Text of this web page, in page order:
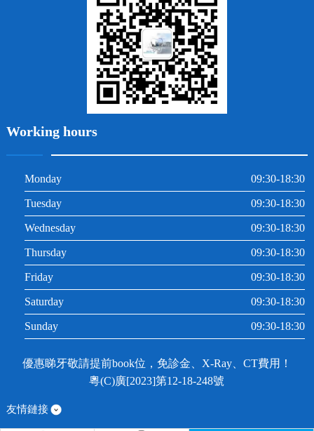
Working hours
Monday 09:30-18:30
Tuesday 09:30-18:30
Wednesday 09:30-18:30
Thursday 09:30-18:30
Friday 09:30-18:30
Saturday 09:30-18:30
Sunday 09:30-18:30
優惠睇牙敬請提前book位，免診金、X-Ray、CT費用！
粵(C)廣[2023]第12-18-248號
友情鏈接